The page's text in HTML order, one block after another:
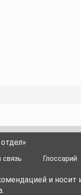
связь Глоссарий
и